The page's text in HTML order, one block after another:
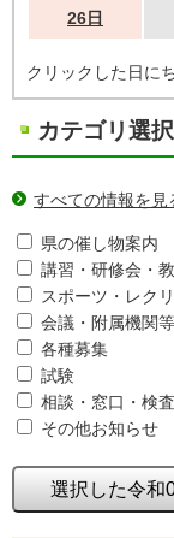
26日
クリックした日に
カテゴリ選択
すべての情報を見
県の催し物案内
講習・研修会・
スポーツ・レク
会議・附属機関
各種募集
試験
相談・窓口・検
その他お知らせ
選択した令和